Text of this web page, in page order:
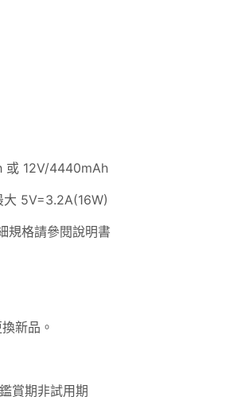
或 12V/4440mAh
大 5V=3.2A(16W)
規格請參閱說明書
新品。
賞期非試用期